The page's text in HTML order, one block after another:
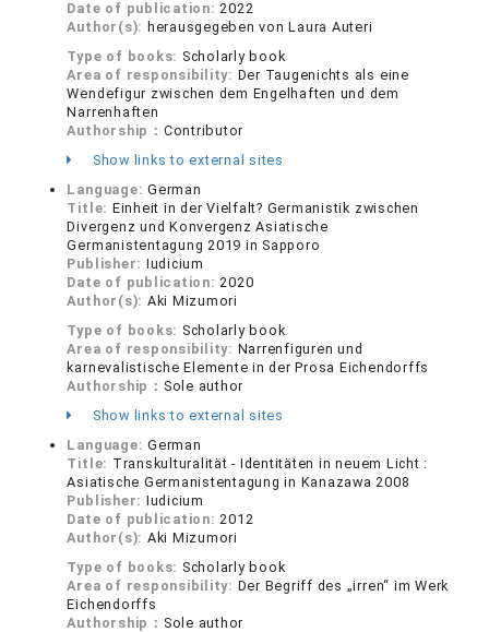
Date of publication: 2022
Author(s): herausgegeben von Laura Auteri
Type of books: Scholarly book
Area of responsibility: Der Taugenichts als eine
Wendefigur zwischen dem Engelhaften und dem
Narrenhaften
Authorship： Contributor
Show links to external sites
Language:German
Title: Einheit in der Vielfalt? Germanistik zwischen
Divergenz und Konvergenz Asiatische
Germanistentagung 2019 in Sapporo
Publisher: Iudicium
Date of publication: 2020
Author(s): Aki Mizumori
Type of books: Scholarly book
Area of responsibility: Narrenfiguren und
karnevalistische Elemente in der Prosa Eichendorffs
Authorship： Sole author
Show links to external sites
Language:German
Title: Transkulturalität - Identitäten in neuem Licht :
Asiatische Germanistentagung in Kanazawa 2008
Publisher: Iudicium
Date of publication: 2012
Author(s): Aki Mizumori
Type of books: Scholarly book
Area of responsibility: Der Begriff des „irren“ im Werk
Eichendorffs
Authorship： Sole author